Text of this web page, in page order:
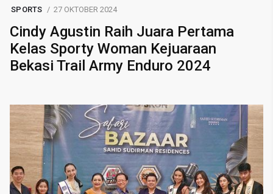
SPORTS 27 OKTOBER 2024
Cindy Agustin Raih Juara Pertama
Kelas Sporty Woman Kejuaraan
Bekasi Trail Army Enduro 2024